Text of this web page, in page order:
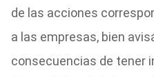
de las acciones
a las empresas, bien
consecuencias de tener